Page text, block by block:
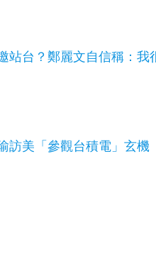
站台？鄭麗文自信稱：我
訪美「參觀台積電」玄機